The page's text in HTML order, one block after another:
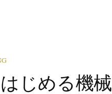
じめる機械